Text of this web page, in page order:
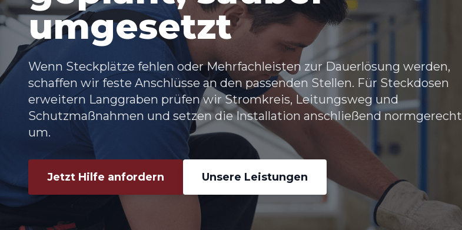
umgesetzt
Wenn Steckplätze fehlen oder Mehrfachleisten zur Dauerlösung werden,
schaffen wir feste Anschlüsse an den passenden Stellen. Für Steckdosen
erweitern Langgraben prüfen wir Stromkreis, Leitungsweg und
Schutzmaßnahmen und setzen die Installation anschließend normgerecht
um.
Jetzt Hilfe anfordern Unsere Leistungen